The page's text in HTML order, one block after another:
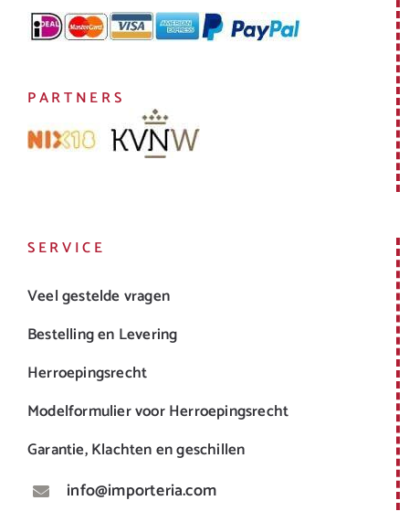
PARTNERS
SERVICE
Veel gestelde vragen
Bestelling en Levering
Herroepingsrecht
Modelformulier voor Herroepingsrecht
Garantie, Klachten en geschillen
info@importeria.com